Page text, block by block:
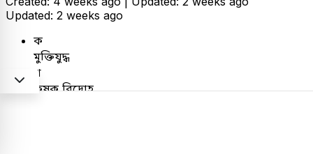
Updated: 2 weeks ago
ক
মুক্তিযুদ্ধ
খ
কৃষক বিদ্রোহ